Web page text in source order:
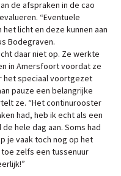
de afspraken in de cao
“Eventuele
licht en deze kunnen aan
Bodegraven.
daar niet op. Ze werkte
in Amersfoort voordat ze
het speciaal voortgezet
pauze een belangrijke
ze. “Het continurooster
had, heb ik echt als een
hele dag aan. Soms had
je vaak toch nog op het
zelfs een tussenuur